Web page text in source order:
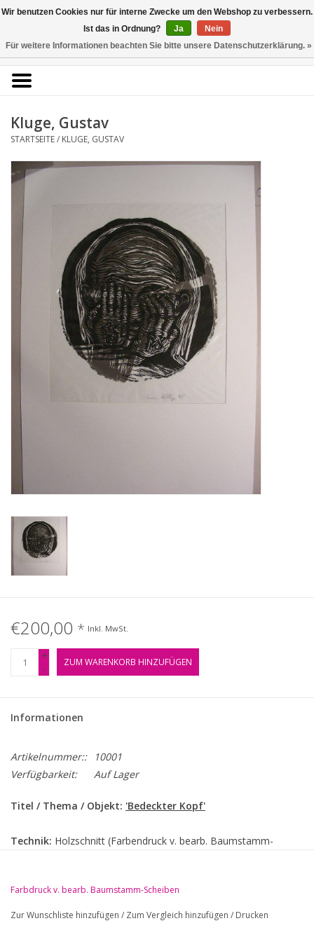
0 Artikel - €0,00
Kunstantiquariat
Rolf Brehmer
Portal für Grafik aus 5
Startseite
Alle Werke
Zeichnungen
Varia & Rara
Kunst-Doku
Kluge, Gustav
STARTSEITE/ KLUGE, GUSTAV
€200,00 * Inkl. MwSt.
+
-
ZUM WARENKORB HINZUFÜGEN
Informationen
Artikelnummer::
10001
Verfügbarkeit:
Auf Lager
Titel / Thema / Objekt: 'Bedeckter Kopf'
Technik: Holzschnitt (Farbendruck v. bearb. Baumstamm-
Jahr / Zeitraum:1996
Farbdruck v. bearb. Baumstamm-Scheiben
Zur Wunschliste hinzufügen / Zum Vergleich hinzufügen / Drucken
Wir benutzen Cookies nur für interne Zwecke um den Webshop zu verbessern.
Ist das in Ordnung?
Ja
Nein
Für weitere Informationen beachten Sie bitte unsere Datenschutzerklärung. »